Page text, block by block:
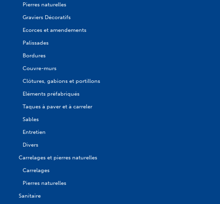
Pierres naturelles
Graviers Décoratifs
Ecorces et amendements
Palissades
Bordures
Couvre-murs
Clôtures, gabions et portillons
Eléments préfabriqués
Taques à paver et à carreler
Sables
Entretien
Divers
Carrelages et pierres naturelles
Carrelages
Pierres naturelles
Sanitaire